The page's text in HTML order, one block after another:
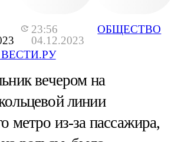
23:56
04.12.2023
ОБЩЕСТВО
вечером на
линии
метро из-за пассажира,